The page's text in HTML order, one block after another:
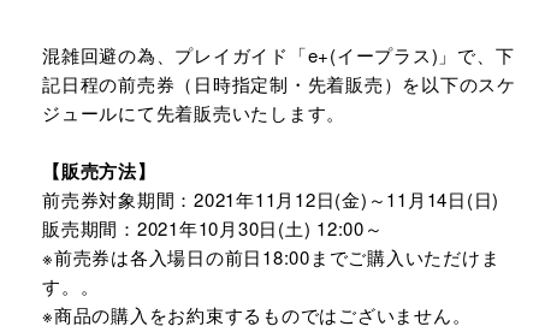
混雑回避の為、プレイガイド「e+(イープラス)」で、下
記日程の前売券（日時指定制・先着販売）を以下のスケ
ジュールにて先着販売いたします。
【販売方法】
前売券対象期間：2021年11月12日(金)～11月14日(日)
販売期間：2021年10月30日(土) 12:00～
※前売券は各入場日の前日18:00までご購入いただけま
す。。
※商品の購入をお約束するものではございません。